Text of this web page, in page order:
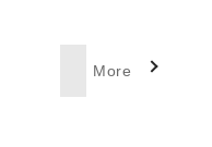
More